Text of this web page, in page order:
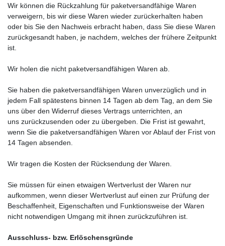
Wir können die Rückzahlung für paketversandfähige Waren
verweigern, bis wir diese Waren wieder zurückerhalten haben
oder bis Sie den Nachweis erbracht haben, dass Sie diese Waren
zurückgesandt haben, je nachdem, welches der frühere Zeitpunkt
ist.
Wir holen die nicht paketversandfähigen Waren ab.
Sie haben die paketversandfähigen Waren unverzüglich und in
jedem Fall spätestens binnen 14 Tagen ab dem Tag, an dem Sie
uns über den Widerruf dieses Vertrags unterrichten, an
uns zurückzusenden oder zu übergeben. Die Frist ist gewahrt,
wenn Sie die paketversandfähigen Waren vor Ablauf der Frist von
14 Tagen absenden.
Wir tragen die Kosten der Rücksendung der Waren.
Sie müssen für einen etwaigen Wertverlust der Waren nur
aufkommen, wenn dieser Wertverlust auf einen zur Prüfung der
Beschaffenheit, Eigenschaften und Funktionsweise der Waren
nicht notwendigen Umgang mit ihnen zurückzuführen ist.
Ausschluss- bzw. Erlöschensgründe